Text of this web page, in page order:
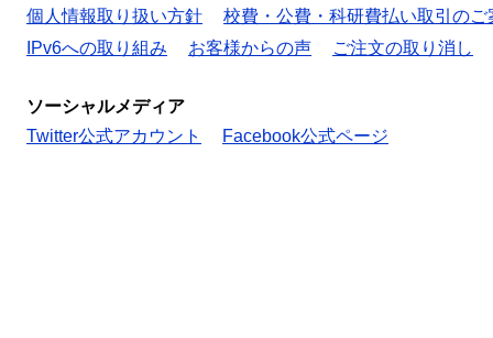
個人情報取り扱い方針
校費・公費・科研費払い取引のご
IPv6への取り組み
お客様からの声 ご注文の取り消し
ソーシャルメディア
Twitter公式アカウント
Facebook公式ページ